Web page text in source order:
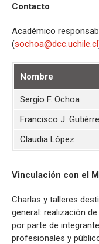
Contacto
Académico
(sochoa@dcc.uchile.cl
Nombre
Sergio F. Ochoa
Francisco J.
Claudia López
Vinculación con el
Charlas y talleres
general: realización
por parte de
profesionales y